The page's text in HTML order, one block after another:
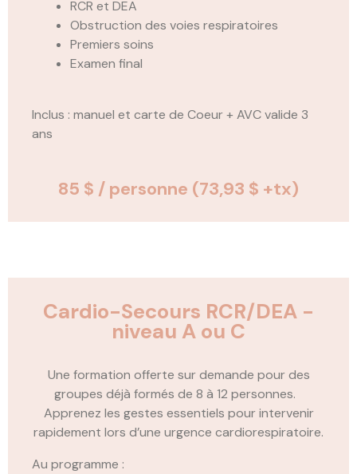
RCR et DEA
Obstruction des voies respiratoires
Premiers soins
Examen final
Inclus : manuel et carte de Coeur + AVC valide 3
ans
85 $ / personne (73,93 $ +tx)
Cardio-Secours RCR/DEA -
niveau A ou C
Une formation offerte sur demande pour des
groupes déjà formés de 8 à 12 personnes.
Apprenez les gestes essentiels pour intervenir
rapidement lors d’une urgence cardiorespiratoire.
Au programme :